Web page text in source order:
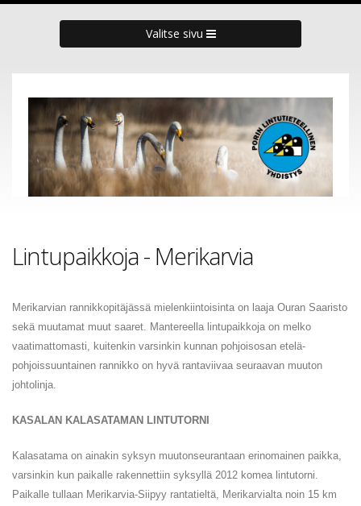
Valitse sivu
Lintupaikkoja - Merikarvia
Merikarvian rannikkopitäjässä mielenkiintoisinta on laaja Ouran Saaristo
sekä muutamat muut saaret. Mantereella lintupaikkoja on melko
vaatimattomasti, kuitenkin varsinkin kunnan pohjoisosan etelä-
pohjoissuuntainen rannikko on hyvä rantaviivaa seuraavan muuton
johtolinja.
KASALAN KALASATAMAN LINTUTORNI
Kalasatama on ainakin syksyn muutonseurantaan erinomainen paikka,
varsinkin kun paikalle rakennettiin syksyllä 2012 komea lintutorni.
Paikalle tullaan Merikarvia-Siipyy rantatieltä, Merikarvialta noin 15 km